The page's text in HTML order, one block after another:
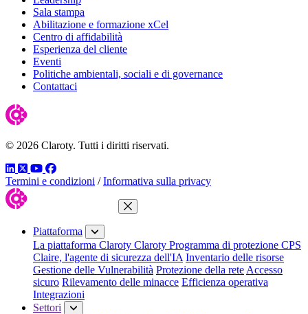
Sala stampa
Abilitazione e formazione xCel
Centro di affidabilità
Esperienza del cliente
Eventi
Politiche ambientali, sociali e di governance
Contattaci
© 2026 Claroty. Tutti i diritti riservati.
LinkedIn
TwitterYouTube
Facebook
Termini e condizioni / Informativa sulla privacy
Chiudi menu
Piattaforma
La piattaforma Claroty Claroty Programma di protezione CPS
Claire, l'agente di sicurezza dell'IA Inventario delle risorse
Gestione delle Vulnerabilità Protezione della rete Accesso
sicuro Rilevamento delle minacce Efficienza operativa
Integrazioni
Settori